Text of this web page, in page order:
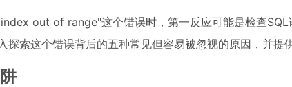
out of range"这个错误时，第一反应可能是检查SQL
索这个错误背后的五种常见但容易被忽视的原因，并提